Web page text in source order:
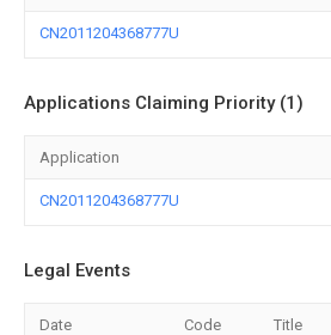
CN2011204368777U
Applications Claiming Priority (1)
Application
CN2011204368777U
Legal Events
Date Code Title